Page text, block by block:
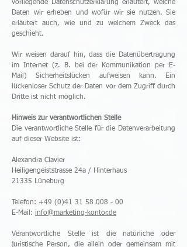
vorliegende Datenschutzerklärung erläutert, welche
Daten wir erheben und wofür wir sie nutzen. Sie
erläutert auch, wie und zu welchem Zweck das
geschieht.
Wir weisen darauf hin, dass die Datenübertragung
im Internet (z. B. bei der Kommunikation per E-
Mail) Sicherheitslücken aufweisen kann. Ein
lückenloser Schutz der Daten vor dem Zugriff durch
Dritte ist nicht möglich.
Hinweis zur verantwortlichen Stelle
Die verantwortliche Stelle für die Datenverarbeitung
auf dieser Website ist:
Alexandra Clavier
Heiligengeiststrasse 24a / Hinterhaus
21335 Lüneburg
Telefon: +49 (0)41 31 58 008 - 00
E-Mail: info@marketing-kontor.de
Verantwortliche Stelle ist die natürliche oder
juristische Person, die allein oder gemeinsam mit